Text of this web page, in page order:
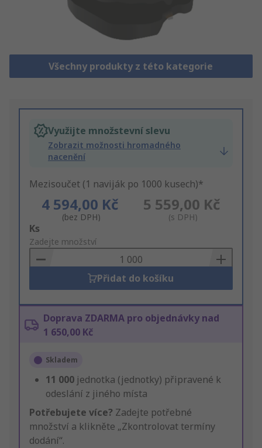
Všechny produkty z této kategorie
Využijte množstevní slevu
Zobrazit možnosti hromadného
nacenění
Mezisoučet (1 naviják po 1000 kusech)*
4 594,00 Kč
(bez DPH)
5 559,00 Kč
(s DPH)
Add
to
Basket
Ks
Zadejte množství
Přidat do košíku
Doprava ZDARMA pro objednávky nad
1 650,00 Kč
Skladem
11 000 jednotka (jednotky) připravené k
odeslání z jiného místa
Potřebujete více? Zadejte potřebné
množství a klikněte „Zkontrolovat termíny
dodání“.